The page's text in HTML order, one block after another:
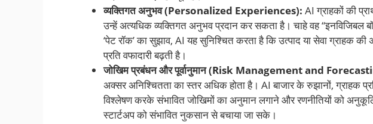
व्यक्तिगत अनुभव (Personalized Experiences): AI ग्राहकों की
उन्हें अत्यधिक व्यक्तिगत अनुभव प्रदान कर सकता है। चाहे वह “इनविजिबल
‘पेट रॉक’ का सुझाव, AI यह सुनिश्चित करता है कि उत्पाद या सेवा ग्राहक
प्रति वफादारी बढ़ती है।
जोखिम प्रबंधन और पूर्वानुमान (Risk Management and
अक्सर अनिश्चितता का स्तर अधिक होता है। AI बाजार के रुझानों, ग्राहक
विश्लेषण करके संभावित जोखिमों का अनुमान लगाने और रणनीतियों को
स्टार्टअप को संभावित नुकसान से बचाया जा सके।